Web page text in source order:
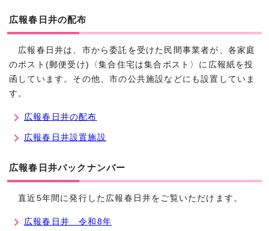
広報春日井の配布
広報春日井は、市から委託を受けた民間事業者が、各家庭
のポスト(郵便受け)〈集合住宅は集合ポスト〉に広報紙を投
函しています。その他、市の公共施設などにも設置していま
す。
広報春日井の配布
広報春日井設置施設
広報春日井バックナンバー
直近5年間に発行した広報春日井をご覧いただけます。
広報春日井 令和8年